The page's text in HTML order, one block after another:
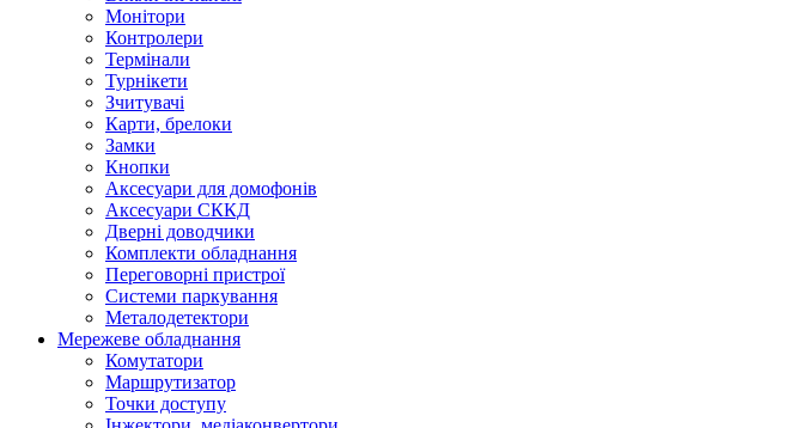
Монітори
Контролери
Термінали
Турнікети
Зчитувачі
Карти, брелоки
Замки
Кнопки
Аксесуари для домофонів
Аксесуари СККД
Дверні доводчики
Комплекти обладнання
Переговорні пристрої
Системи паркування
Металодетектори
Мережеве обладнання
Комутатори
Маршрутизатор
Точки доступу